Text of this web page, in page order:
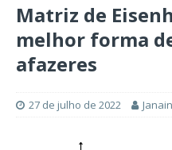
Matriz de
melhor forma
afazeres
27 de julho de 2022